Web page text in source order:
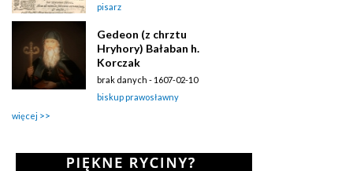
pisarz
Gedeon (z chrztu
Hryhory) Bałaban h.
Korczak
brak danych - 1607-02-10
biskup prawosławny
więcej